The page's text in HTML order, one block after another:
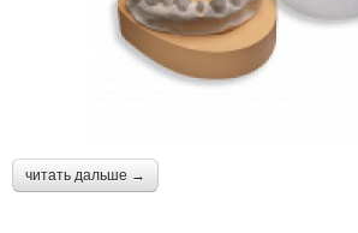
читать дальше →